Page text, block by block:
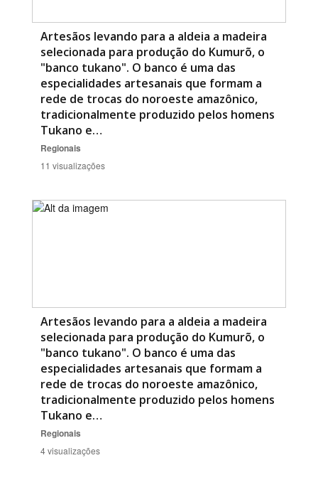
Artesãos levando para a aldeia a madeira
selecionada para produção do Kumurõ, o
"banco tukano". O banco é uma das
especialidades artesanais que formam a
rede de trocas do noroeste amazônico,
tradicionalmente produzido pelos homens
Tukano e…
Regionais
11 visualizações
Artesãos levando para a aldeia a madeira
selecionada para produção do Kumurõ, o
"banco tukano". O banco é uma das
especialidades artesanais que formam a
rede de trocas do noroeste amazônico,
tradicionalmente produzido pelos homens
Tukano e…
Regionais
4 visualizações